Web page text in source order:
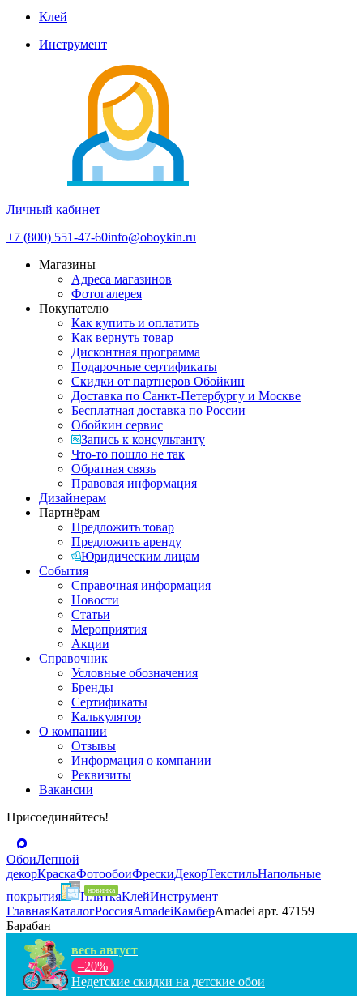
Клей
Инструмент
Личный кабинет
+7 (800) 551-47-60info@oboykin.ru
Магазины
Адреса магазинов
Фотогалерея
Покупателю
Как купить и оплатить
Как вернуть товар
Дисконтная программа
Подарочные сертификаты
Скидки от партнеров Обойкин
Доставка по Санкт-Петербургу и Москве
Бесплатная доставка по России
Обойкин сервис
Запись к консультанту
Что-то пошло не так
Обратная связь
Правовая информация
Дизайнерам
Партнёрам
Предложить товар
Предложить аренду
Юридическим лицам
События
Справочная информация
Новости
Статьи
Мероприятия
Акции
Справочник
Условные обозначения
Бренды
Сертификаты
Калькулятор
О компании
Отзывы
Информация о компании
Реквизиты
Вакансии
Присоединяйтесь!
ОбоиЛепной
декорКраскаФотообоиФрескиДекорТекстильНапольные
покрытия
ПлиткаКлейИнструмент
ГлавнаяКаталогРоссияAmadeiКамберAmadei арт. 47159
Барабан
весь август
–20%
Недетские скидки на детские обои